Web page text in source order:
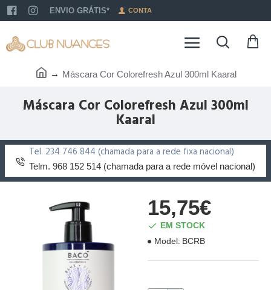
ENVIO GRÁTIS* CONTA
Máscara Cor Colorefresh Azul 300ml Kaaral
Máscara Cor Colorefresh Azul 300ml
Kaaral
Tel. 234 746 844 (chamada para a rede fixa nacional)
Telm. 968 152 514 (chamada para a rede móvel nacional)
15,75€
EM STOCK
Model: BCRB